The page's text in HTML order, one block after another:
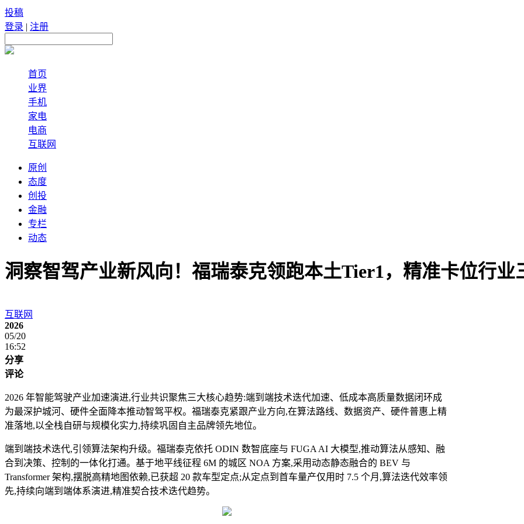
投稿
登录 | 注册
首页
业界
手机
家电
电商
互联网
原创
态度
创投
金融
专栏
动态
洞察智驾产业新风向！福瑞泰克领跑本土Tier1，精准卡位行业
互联网
2026
05/20
16:52
分享
评论
2026 年智能驾驶产业加速演进,行业共识聚焦三大核心趋势:端到端技术迭代加速、低成本高质量数据闭环成
为最深护城河、硬件全面降本推动智驾平权。福瑞泰克紧跟产业方向,在算法路线、数据资产、硬件普惠上精
准落地,以全栈自研与规模化实力,持续巩固自主品牌领先地位。
端到端技术迭代,引领算法架构升级。福瑞泰克依托 ODIN 数智底座与 FUGA AI 大模型,推动算法从感知、融
合到决策、控制的一体化打通。基于地平线征程 6M 的城区 NOA 方案,采用动态静态融合的 BEV 与
Transformer 架构,摆脱高精地图依赖,已获超 20 款车型定点;从定点到首车量产仅用时 7.5 个月,算法迭代效率领
先,持续向端到端体系演进,精准契合技术迭代趋势。